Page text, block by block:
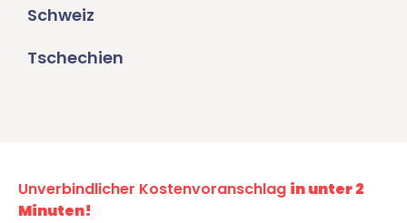
Schweiz
Tschechien
Unverbindlicher Kostenvoranschlag in unter 2
Minuten!